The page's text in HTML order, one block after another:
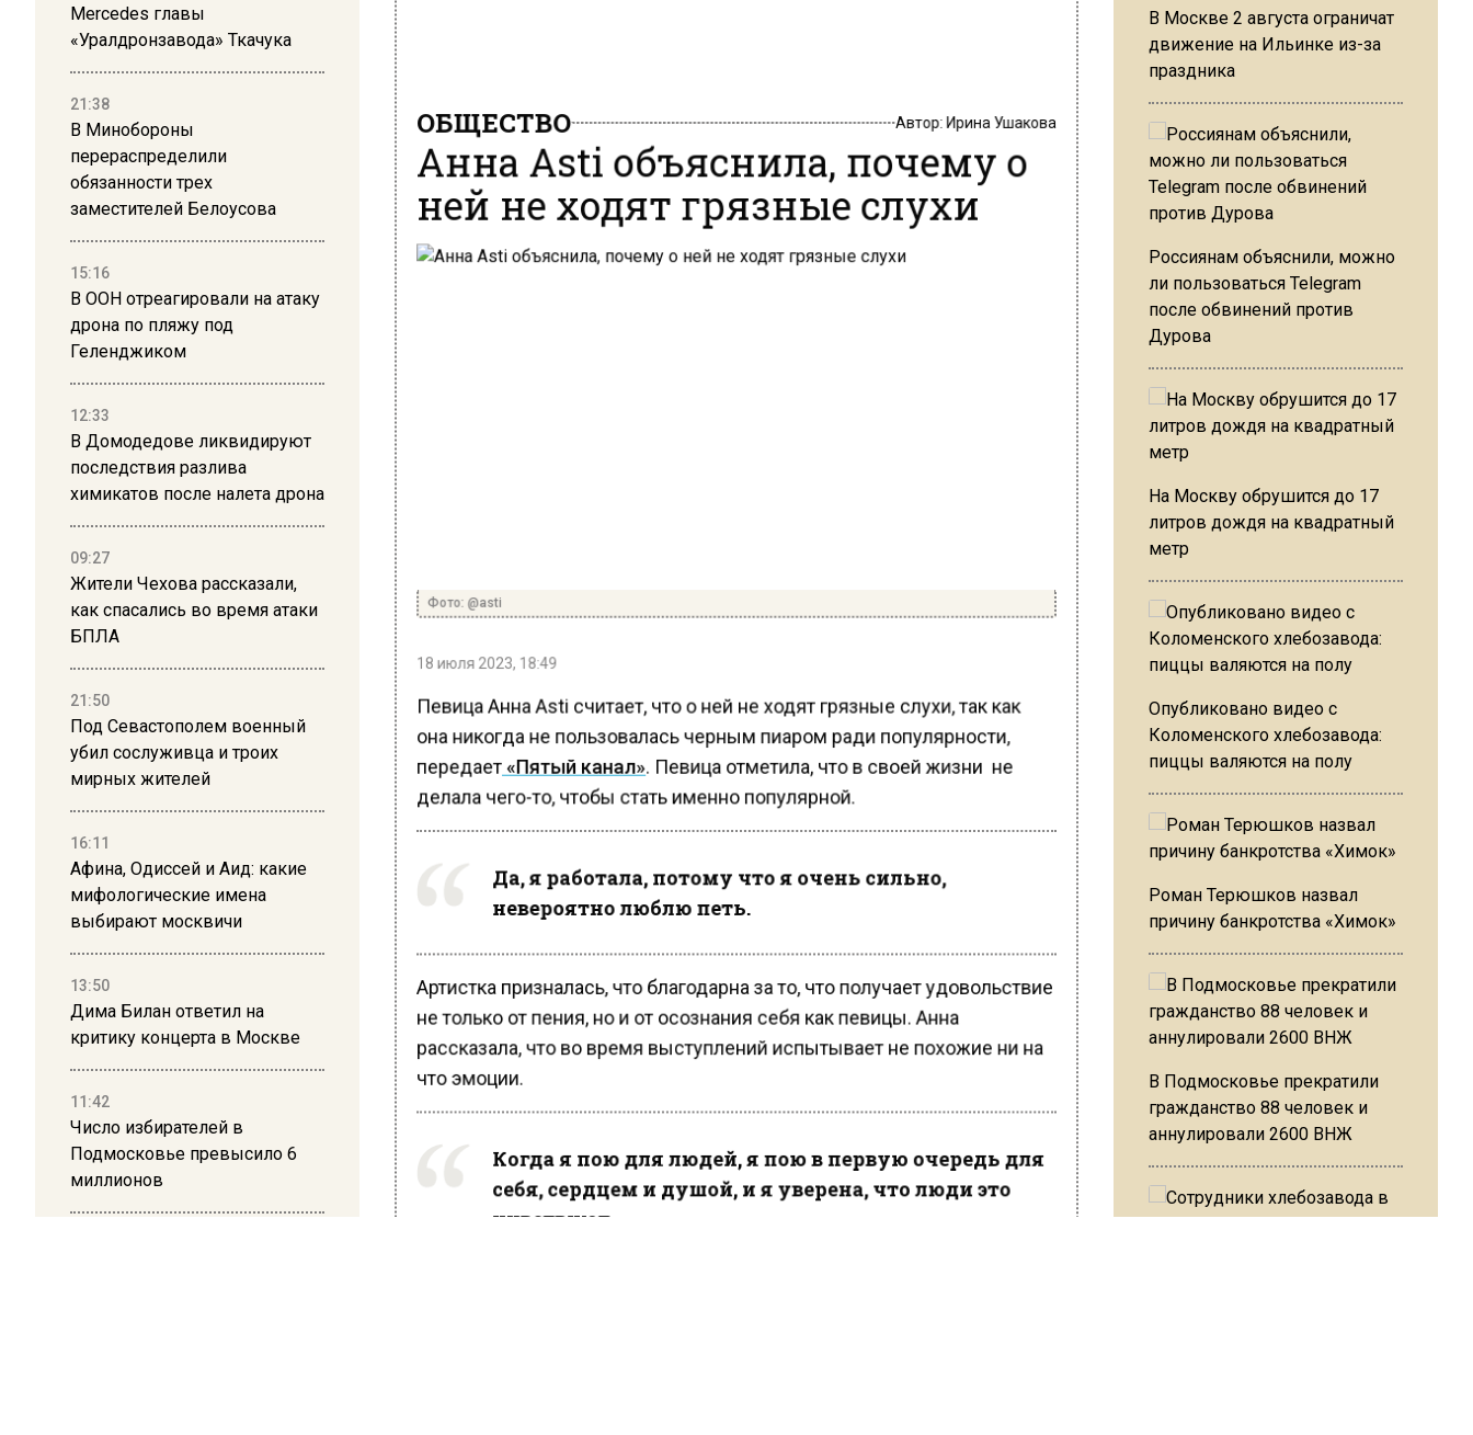
Mercedes главы
«Уралдронзавода» Ткачука
21:38
В Минобороны
перераспределили
обязанности трех
заместителей Белоусова
15:16
В ООН отреагировали на атаку
дрона по пляжу под
Геленджиком
12:33
В Домодедове ликвидируют
последствия разлива
химикатов после налета дрона
09:27
Жители Чехова рассказали,
как спасались во время атаки
БПЛА
21:50
Под Севастополем военный
убил сослуживца и троих
мирных жителей
16:11
Афина, Одиссей и Аид: какие
мифологические имена
выбирают москвичи
13:50
Дима Билан ответил на
критику концерта в Москве
11:42
Число избирателей в
Подмосковье превысило 6
миллионов
ОБЩЕСТВО
Анна Asti объяснила, почему о
ней не ходят грязные слухи
Фото: @asti
18 июля 2023, 18:49
Певица Анна Asti считает, что о ней не ходят грязные слухи, так как
она никогда не пользовалась черным пиаром ради популярности,
передает«Пятый канал». Певица отметила, что в своей жизни не
делала чего-то, чтобы стать именно популярной.
Да, я работала, потому что я очень сильно,
невероятно люблю петь.
Артистка призналась, что благодарна за то, что получает удовольствие
не только от пения, но и от осознания себя как певицы. Aнна
рассказала, что во время выступлений испытывает не похожие ни на
что эмоции.
Когда я пою для людей, я пою в первую очередь для
себя, сердцем и душой, и я уверена, что люди это
чувствуют.
В Москве 2 августа ограничат
движение на Ильинке из-за
праздника
Россиянам объяснили, можно
ли пользоваться Telegram
после обвинений против
Дурова
На Москву обрушится до 17
литров дождя на квадратный
метр
Опубликовано видео с
Коломенского хлебозавода:
пиццы валяются на полу
Роман Терюшков назвал
причину банкротства «Химок»
В Подмосковье прекратили
гражданство 88 человек и
аннулировали 2600 ВНЖ